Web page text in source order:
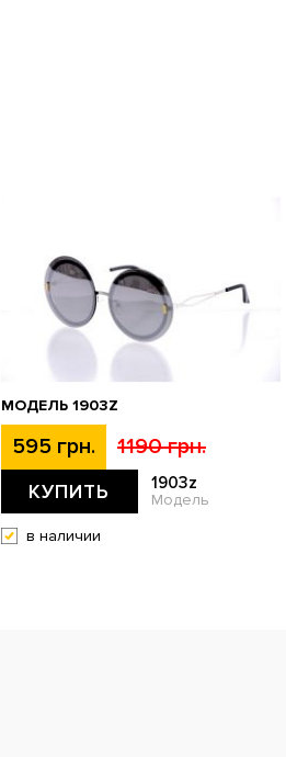
МОДЕЛЬ 1903Z
595 грн. 1190 грн.
КУПИТЬ 1903z
Модель
в наличии